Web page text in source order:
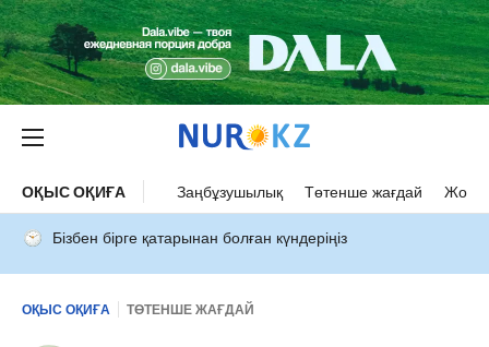
ОҚЫС ОҚИҒА Заңбұзушылық Төтенше жағдай Жол
Бізбен бірге қатарынан болған күндеріңіз
ОҚЫС ОҚИҒА ТӨТЕНШЕ ЖАҒДАЙ